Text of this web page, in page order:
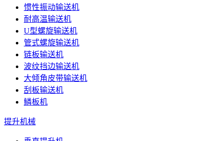
惯性振动输送机
耐高温输送机
U型螺旋输送机
管式螺旋输送机
链板输送机
波纹挡边输送机
大倾角皮带输送机
刮板输送机
鳞板机
提升机械